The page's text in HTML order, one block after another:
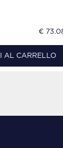
€
AL CARRELLO